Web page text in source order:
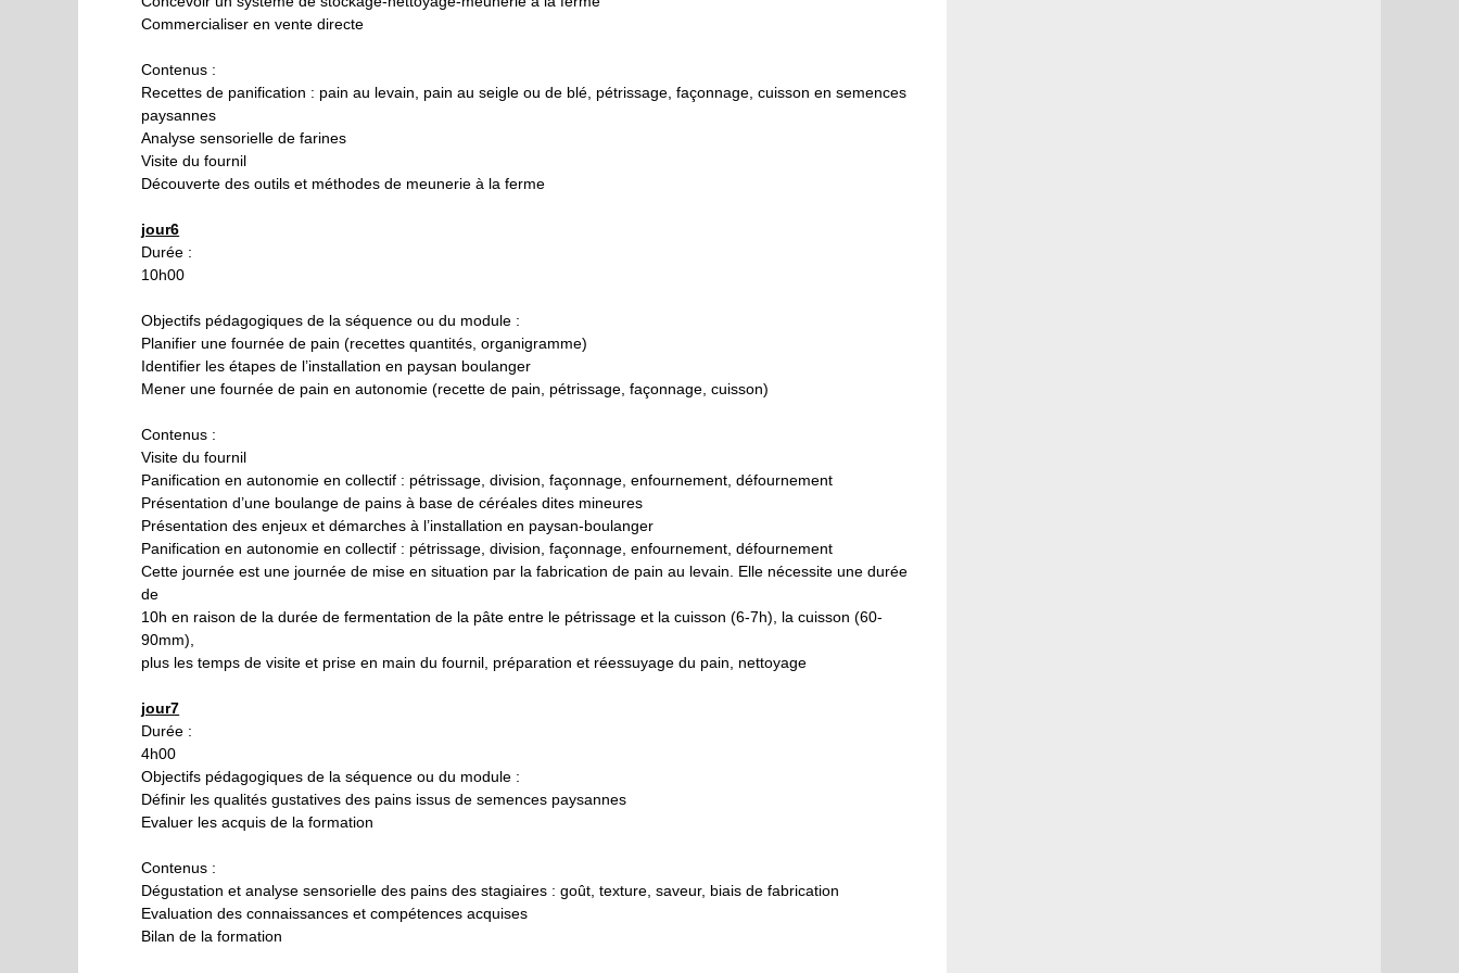
Commercialiser en vente directe
Contenus :
Recettes de panification : pain au levain, pain au seigle ou de blé, pétrissage, façonnage, cuisson en semences
paysannes
Analyse sensorielle de farines
Visite du fournil
Découverte des outils et méthodes de meunerie à la ferme
jour6
Durée :
10h00
Objectifs pédagogiques de la séquence ou du module :
Planifier une fournée de pain (recettes quantités, organigramme)
Identifier les étapes de l’installation en paysan boulanger
Mener une fournée de pain en autonomie (recette de pain, pétrissage, façonnage, cuisson)
Contenus :
Visite du fournil
Panification en autonomie en collectif : pétrissage, division, façonnage, enfournement, défournement
Présentation d’une boulange de pains à base de céréales dites mineures
Présentation des enjeux et démarches à l’installation en paysan-boulanger
Panification en autonomie en collectif : pétrissage, division, façonnage, enfournement, défournement
Cette journée est une journée de mise en situation par la fabrication de pain au levain. Elle nécessite une durée
de
10h en raison de la durée de fermentation de la pâte entre le pétrissage et la cuisson (6-7h), la cuisson (60-
90mm),
plus les temps de visite et prise en main du fournil, préparation et réessuyage du pain, nettoyage
jour7
Durée :
4h00
Objectifs pédagogiques de la séquence ou du module :
Définir les qualités gustatives des pains issus de semences paysannes
Evaluer les acquis de la formation
Contenus :
Dégustation et analyse sensorielle des pains des stagiaires : goût, texture, saveur, biais de fabrication
Evaluation des connaissances et compétences acquises
Bilan de la formation